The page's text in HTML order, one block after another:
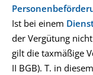
Ist bei einem
der Vergütung
gilt die taxmäßige
II BGB). T. in diesem